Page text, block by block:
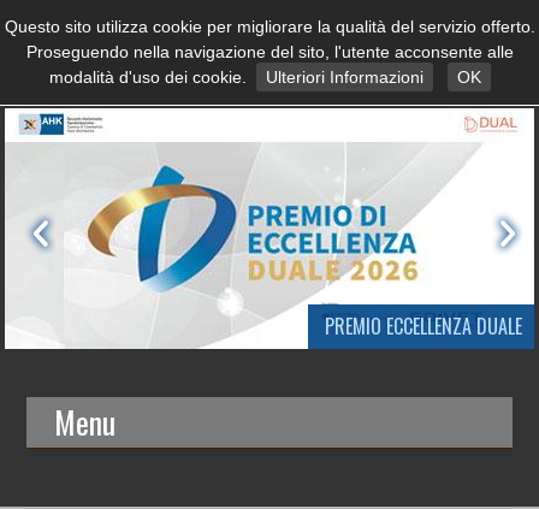
PREMIO ECCELLENZA DUALE
Menu
Questo sito utilizza cookie per migliorare la qualità del servizio offerto.
Proseguendo nella navigazione del sito, l'utente acconsente alle
modalità d'uso dei cookie.
Ulteriori Informazioni OK